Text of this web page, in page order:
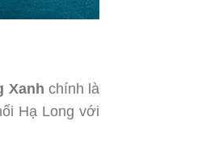
Xanh chính là
Hạ Long với